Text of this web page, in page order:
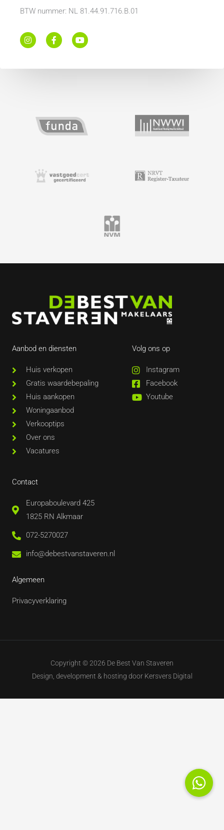
BTW nummer: NL 81.44.91.716.B.01
I
n
s
g
F
a
c
o
Y
o
u
b
Aanbod en diensten
Huis verkopen
Gratis waardebepaling
Huis aankopen
Woningaanbod
Verkooptips
Over ons
Vacatures
Volg ons op
Instagram
Facebook
Youtube
Contact
Europaboulevard 425
1825 RN Alkmaar
072-5270027
info@debestvanstaveren.nl
Algemeen
Privacyverklaring
Copyright © 2026 De Best Van Staveren
Design, development & hosting door Kersvers Digital